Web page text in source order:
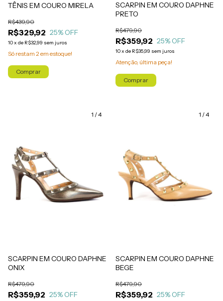
TÊNIS EM COURO MIRELA
R$329,92
R$439,90
25% OFF
10x de R$32,99 sem juros
Só restam 2 em estoque!
Comprar
SCARPIN EM COURO DAPHNE
PRETO
R$359,92
R$479,90
25% OFF
10x de R$35,99 sem juros
Atenção, última peça!
Comprar
1 /4
SCARPIN EM COURO DAPHNE
ONIX
R$359,92
R$479,90
25% OFF
1 /4
SCARPIN EM COURO DAPHNE
BEGE
R$359,92
R$479,90
25% OFF